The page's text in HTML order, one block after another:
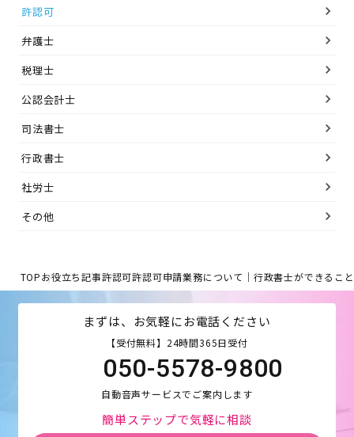
許認可
弁護士
税理士
公認会計士
司法書士
行政書士
社労士
その他
TOPお役立ち記事許認可許認可申請業務について｜行政書士ができること
まずは、お気軽にお電話ください
【受付無料】24時間365日受付
050-5578-9800
自動音声サービスでご案内します
簡単ステップで気軽に相談